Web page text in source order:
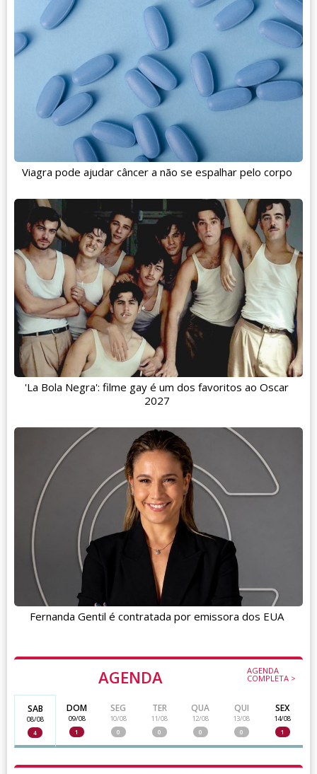
AGENDA AGENDA
COMPLETA >
SAB
08/08
4
DOM
09/08
1
SEG
10/08
0
TER
11/08
0
QUA
12/08
0
QUI
13/08
0
SEX
14/08
1
Viagra pode ajudar câncer a não se espalhar pelo corpo
'La Bola Negra': filme gay é um dos favoritos ao Oscar
2027
Fernanda Gentil é contratada por emissora dos EUA